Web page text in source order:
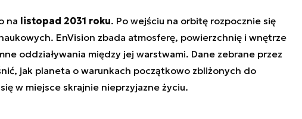
na listopad 2031 roku. Po wejściu na orbitę rozpocznie się
EnVision zbada atmosferę, powierzchnię i wnętrze
oddziaływania między jej warstwami. Dane zebrane przez
jak planeta o warunkach początkowo zbliżonych do
w miejsce skrajnie nieprzyjazne życiu.